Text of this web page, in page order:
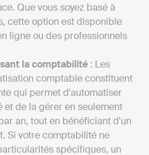
Que vous soyez basé à
cette option est disponible
ligne ou des professionnels
la comptabilité : Les
comptable constituent
qui permet d'automatiser
de la gérer en seulement
an, tout en bénéficiant d'un
Si votre comptabilité ne
spécifiques, un